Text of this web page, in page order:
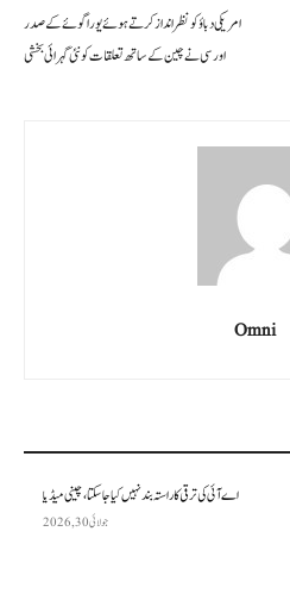
امریکی دباؤ کو نظرانداز کرتے ہوئے یوراگوئے کے صدر
اورسی نے چین کے ساتھ تعلقات کو نئی گہرائی بخشی
Omni
اے آئی کی ترقی کا راستہ بند نہیں کیا جا سکتا، چینی میڈیا
جولائی 30, 2026